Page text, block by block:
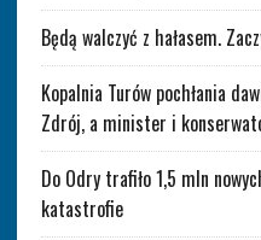
Będą walczyć z hałasem.
Kopalnia Turów pochłania
Zdrój, a minister i
Do Odry trafiło 1,5 mln
katastrofie